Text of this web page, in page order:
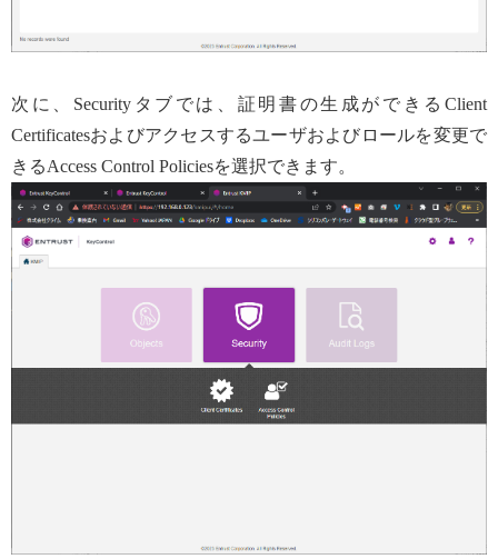
次に、Securityタブでは、証明書の生成ができるClient
Certificatesおよびアクセスするユーザおよびロールを変更で
きるAccess Control Policiesを選択できます。